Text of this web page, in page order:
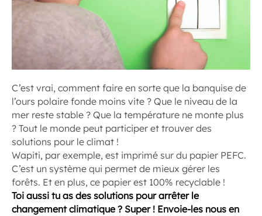
C’est vrai, comment faire en sorte que la banquise de
l’ours polaire fonde moins vite ? Que le niveau de la
mer reste stable ? Que la température ne monte plus
? Tout le monde peut participer et trouver des
solutions pour le climat !
Wapiti, par exemple, est imprimé sur du papier PEFC.
C’est un système qui permet de mieux gérer les
forêts. Et en plus, ce papier est 100% recyclable !
Toi aussi tu as des solutions pour arrêter le
changement climatique ? Super ! Envoie-les nous en